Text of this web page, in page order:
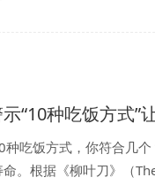
“10种吃饭方式”
种吃饭方式，你符合几
。根据《柳叶刀》（